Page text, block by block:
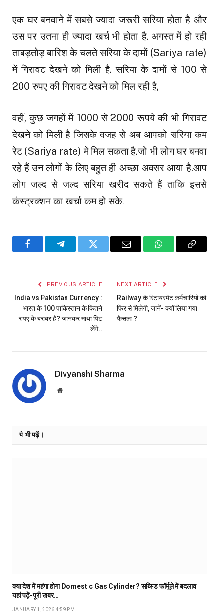
एक घर बनवाने में सबसे ज्यादा जरूरी सरिया होता है और
उस पर उतना ही ज्यादा खर्च भी होता है. अगस्त में हो रही
ताबड़तोड़ बारिश के चलते सरिया के दामों (Sariya rate)
में गिरावट देखने को मिली है. सरिया के दामों से 100 से
200 रुपए की गिरावट देखने को मिल रही है,
वहीं, कुछ जगहों में 1000 से 2000 रूपये की भी गिरावट
देखने को मिली है जिसके वजह से अब आपको सरिया कम
रेट (Sariya rate) में मिल सकता है.जो भी लोग घर बनवा
रहे हैं उन लोगों के लिए बहुत ही अच्छा अवसर आया है.आप
लोग जल्द से जल्द सरिया खरीद सकते हैं ताकि इससे
कंस्ट्रक्शन का खर्चा कम हो सके.
FacebookTelegramTwitter Email WhatsAppCopy
PREVIOUS ARTICLE
India vs Pakistan Currency :
भारत के ₹100 पाकिस्तान के कितने
रुपए के बराबर है? जानकर माथा पिट
लेंगे..
NEXT ARTICLE
Railway के रिटायरमेंट कर्मचारियों को
फिर से मिलेगी, जानें- क्यों लिया गया
फैसला ?
Divyanshi Sharma
Website
ये भी पढ़ें।
क्या देश में महंगा होगा Domestic Gas Cylinder? सब्सिड फॉर्मूले में बदलाव!
यहां पढ़ें-पूरी खबर…
JANUARY 1, 2026 4:59 PM